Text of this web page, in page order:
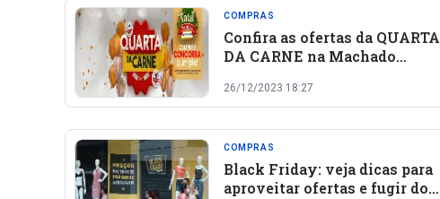
COMPRAS
Confira as ofertas da QUARTA
DA CARNE na Machado
26/12/2023 18:27
COMPRAS
Black Friday: veja dicas para
aproveitar ofertas e fugir do